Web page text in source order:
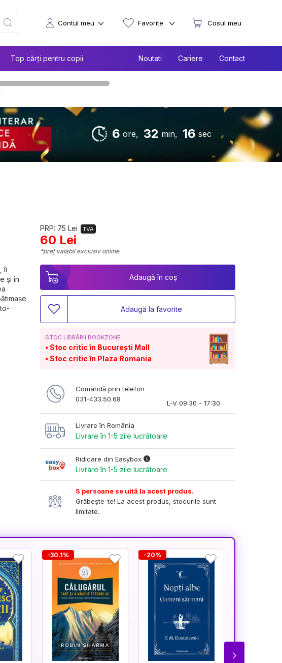
Top cărți pentru copii Noutati Cariere Contact
Contul meu Favorite Cosul meu
6 ore, 32 min, 15 sec
PRP: 75 Lei TVA
60 Lei
*preț valabil exclusiv online
, îi
și în
Adaugă în coș
Adaugă la favorite
STOC LIBRĂRII BOOKZONE
Stoc critic în București Mall
Stoc critic în Plaza Romania
Comandă prin telefon
031-433.50.68
L-V 09:30 - 17:30
Livrare în România
Livrare în 1-5 zile lucrătoare
Ridicare din Easybox
Livrare în 1-5 zile lucrătoare
5 persoane se uită la acest produs.
Grăbește-te! La acest produs, stocurile sunt
limitate.
-30.1% -20%